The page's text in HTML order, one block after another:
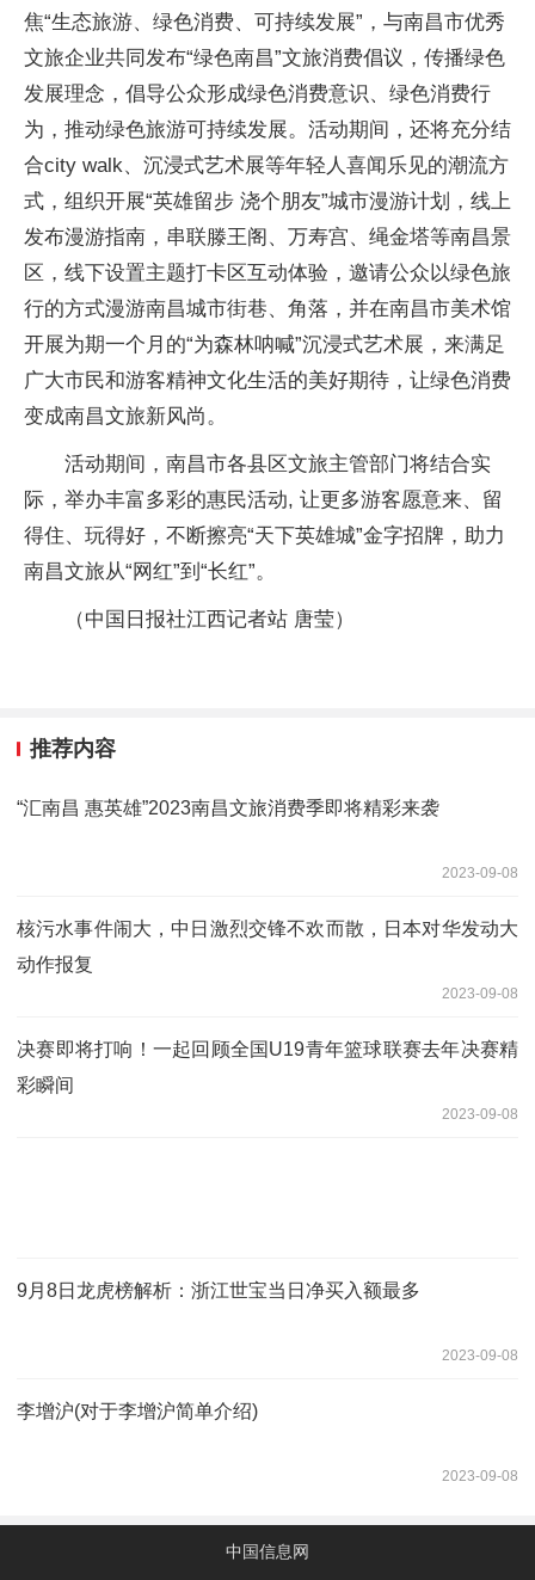
焦“生态旅游、绿色消费、可持续发展”，与南昌市优秀
文旅企业共同发布“绿色南昌”文旅消费倡议，传播绿色
发展理念，倡导公众形成绿色消费意识、绿色消费行
为，推动绿色旅游可持续发展。活动期间，还将充分结
合city walk、沉浸式艺术展等年轻人喜闻乐见的潮流方
式，组织开展“英雄留步 浇个朋友”城市漫游计划，线上
发布漫游指南，串联滕王阁、万寿宫、绳金塔等南昌景
区，线下设置主题打卡区互动体验，邀请公众以绿色旅
行的方式漫游南昌城市街巷、角落，并在南昌市美术馆
开展为期一个月的“为森林呐喊”沉浸式艺术展，来满足
广大市民和游客精神文化生活的美好期待，让绿色消费
变成南昌文旅新风尚。
活动期间，南昌市各县区文旅主管部门将结合实
际，举办丰富多彩的惠民活动, 让更多游客愿意来、留
得住、玩得好，不断擦亮“天下英雄城”金字招牌，助力
南昌文旅从“网红”到“长红”。
（中国日报社江西记者站 唐莹）
推荐内容
“汇南昌 惠英雄”2023南昌文旅消费季即将精彩来袭
2023-09-08
核污水事件闹大，中日激烈交锋不欢而散，日本对华发动大
动作报复
2023-09-08
决赛即将打响！一起回顾全国U19青年篮球联赛去年决赛精
彩瞬间
2023-09-08
9月8日龙虎榜解析：浙江世宝当日净买入额最多
2023-09-08
李增沪(对于李增沪简单介绍)
2023-09-08
中国信息网